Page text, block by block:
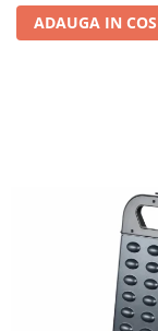
ADAUGA IN COS